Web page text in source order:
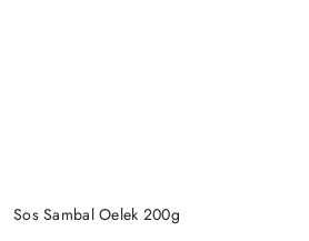
Sos Sambal Oelek 200g